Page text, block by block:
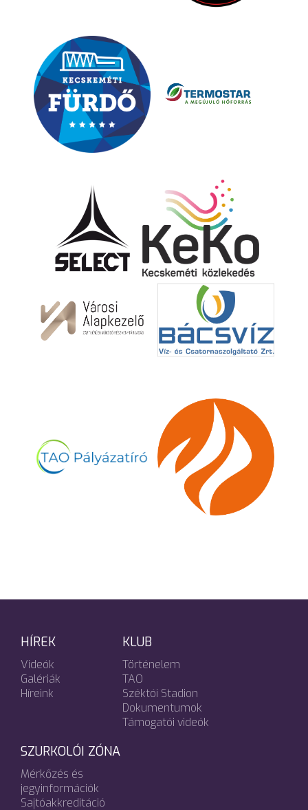
HÍREK
Videók
Galériák
Híreink
KLUB
Történelem
TAO
Széktói Stadion
Dokumentumok
Támogatói videók
SZURKOLÓI ZÓNA
Mérkőzés és
jegyinformációk
Sajtóakkreditáció